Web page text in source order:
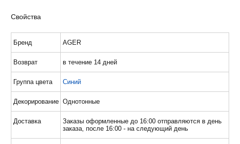
Свойства
Бренд AGER
Возврат в течение 14 дней
Группа цвета Синий
Декорирование Однотонные
Доставка
Заказы оформленные до 16:00 отправляются в день
заказа, после 16:00 - на следующий день